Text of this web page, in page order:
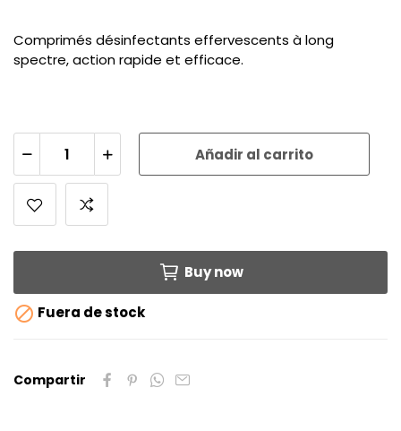
Comprimés désinfectants effervescents à long
spectre, action rapide et efficace.
Añadir al carrito
Buy now
 Fuera de stock
Compartir